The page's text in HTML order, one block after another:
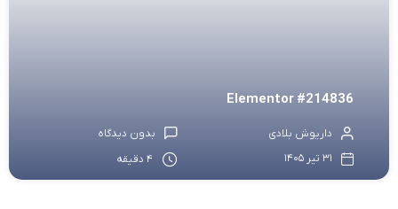
Elementor #214836
داریوش بلادی
31 تیر 1405
بدون دیدگاه
4 دقیقه